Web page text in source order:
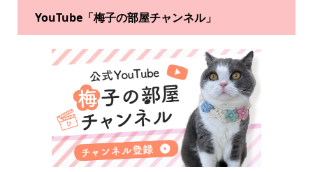
YouTube「梅子の部屋チャンネル」